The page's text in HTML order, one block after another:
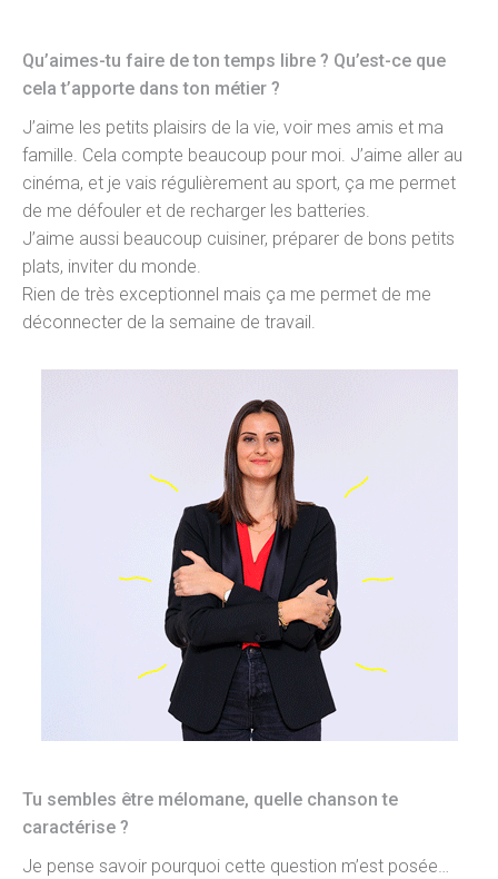
Qu’aimes-tu faire de ton temps libre ? Qu’est-ce que
cela t’apporte dans ton métier ?
J’aime les petits plaisirs de la vie, voir mes amis et ma
famille. Cela compte beaucoup pour moi. J’aime aller au
cinéma, et je vais régulièrement au sport, ça me permet
de me défouler et de recharger les batteries.
J’aime aussi beaucoup cuisiner, préparer de bons petits
plats, inviter du monde.
Rien de très exceptionnel mais ça me permet de me
déconnecter de la semaine de travail.
Tu sembles être mélomane, quelle chanson te
caractérise ?
Je pense savoir pourquoi cette question m’est posée…